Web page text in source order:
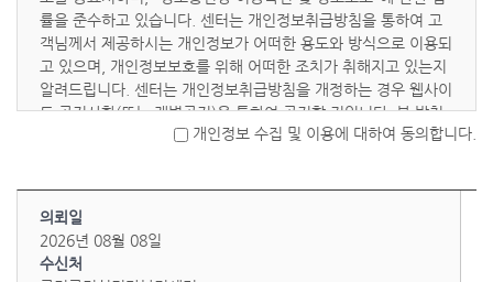
률을 준수하고 있습니다. 센터는 개인정보취급방침을 통하여 고
객님께서 제공하시는 개인정보가 어떠한 용도와 방식으로 이용되
고 있으며, 개인정보보호를 위해 어떠한 조치가 취해지고 있는지
알려드립니다. 센터는 개인정보취급방침을 개정하는 경우 웹사이
트 공지사항(또는 개별공지)을 통하여 공지할 것입니다. 본 방침
은 : 2018 년 2월 1일 부터 시행됩니다.
수집하는 개인정보 항목
센터는 후원신청, 교육신청, 자원봉사신청, 대상자의뢰등을 위해
아래와 같은 개인정보를 수집하고 있습니다.
개인정보 수집 및 이용에 대하여 동의합니다.
의뢰일
2026년 08월 08일
수신처